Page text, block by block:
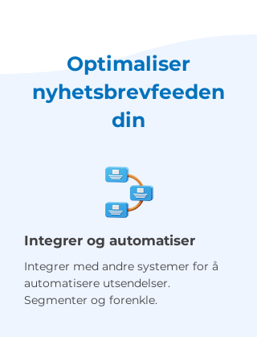
Optimaliser
nyhetsbrevfeeden
din
Integrer og automatiser
Integrer med andre systemer for å
automatisere utsendelser.
Segmenter og forenkle.